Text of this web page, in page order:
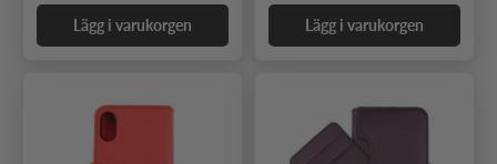
Lägg i varukorgen Lägg i varukorgen